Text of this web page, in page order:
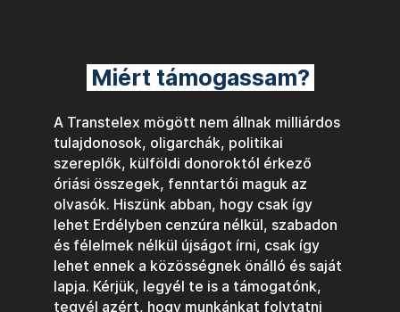
Miért támogassam?
A Transtelex mögött nem állnak milliárdos
tulajdonosok, oligarchák, politikai
szereplők, külföldi donoroktól érkező
óriási összegek, fenntartói maguk az
olvasók. Hiszünk abban, hogy csak így
lehet Erdélyben cenzúra nélkül, szabadon
és félelmek nélkül újságot írni, csak így
lehet ennek a közösségnek önálló és saját
lapja. Kérjük, legyél te is a támogatónk,
tegyél azért, hogy munkánkat folytatni